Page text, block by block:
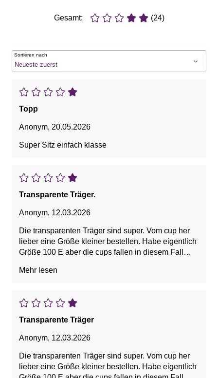
Gesamt: (24)
Sortieren nach
Topp
Anonym, 20.05.2026
Super Sitz einfach klasse
Transparente Träger.
Anonym, 12.03.2026
Die transparenten Träger sind super. Vom cup her
lieber eine Größe kleiner bestellen. Habe eigentlich
Größe 100 E aber die cups fallen in diesem Fall
Hoffe es passt dann
Mehr lesen
Transparente Träger
Anonym, 12.03.2026
Die transparenten Träger sind super. Vom cup her
lieber eine Größe kleiner bestellen. Habe eigentlich